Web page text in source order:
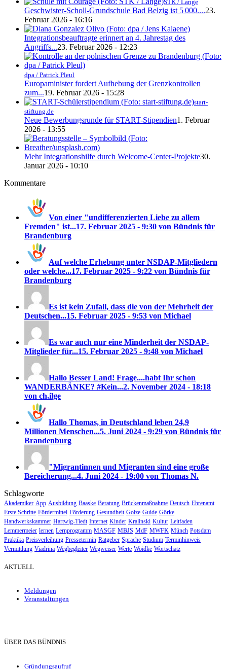
STK / Lange
Geschwister-Scholl-Grundschule Bad Belzig ist 5 000....23.
Februar 2026 - 16:16
Integrationsbeauftragte erinnert an 4. Jahrestag des
Angriffs...23. Februar 2026 - 12:23
dpa / Patrick Pleul
Europaminister fordert Aufhebung der Grenzkontrollen
zum...19. Februar 2026 - 15:28
start-
stiftung.de
Neue Bewerbungsrunde für START-Stipendien1. Februar
2026 - 13:55
Mehr Integrationshilfe durch Welcome-Center-Projekte30.
Januar 2026 - 10:10
Kommentare
Von einer "undifferenzierten Liebe zu allem
Fremden" ist...17. Februar 2025 - 9:30 von Bündnis für
Brandenburg
Auf welche Erhebung unter NSDAP-Mitgliedern
oder welche...17. Februar 2025 - 9:22 von Bündnis für
Brandenburg
Es ist kein Zufall, dass die von der Mehrheit der
Deutschen...15. Februar 2025 - 9:53 von Michael
Es war auch nur eine Minderheit der NSDAP-
Mitglieder für...15. Februar 2025 - 9:48 von Michael
Hallo Besser Land! Frage....habt Ihr schon
WANDERBÄNKE? #Kein...2. November 2024 - 18:18
von ch.ilge
Hallo Thomas, in Deutschland leben 24,9
Millionen Menschen...5. Juni 2024 - 9:29 von Bündnis für
Brandenburg
"Migrantinnen und Migranten sind eine große
Bereicherung...4. Juni 2024 - 19:00 von Thomas N.
Schlagworte
Akademiker App Ausbildung Baaske Beratung Brückenmaßnahme Deutsch Ehrenamt
Erste Schritte Fördermittel Förderung Gesundheit Golze Guide Görke
Handwerkskammer Hartwig-Tiedt Internet Kinder Kralinski Kultur Leitfaden
Lemmermeier lernen Lernprogramm MASGF MBJS MdF MWFK Münch Potsdam
Praktika Preisverleihung Pressetermin Ratgeber Sprache Studium Terminhinweis
Vermittlung Viadrina Wegbegleiter Wegweiser Werte Woidke Wortschatz
AKTUELL
Meldungen
Veranstaltungen
ÜBER DAS BÜNDNIS
Gründungsaufruf